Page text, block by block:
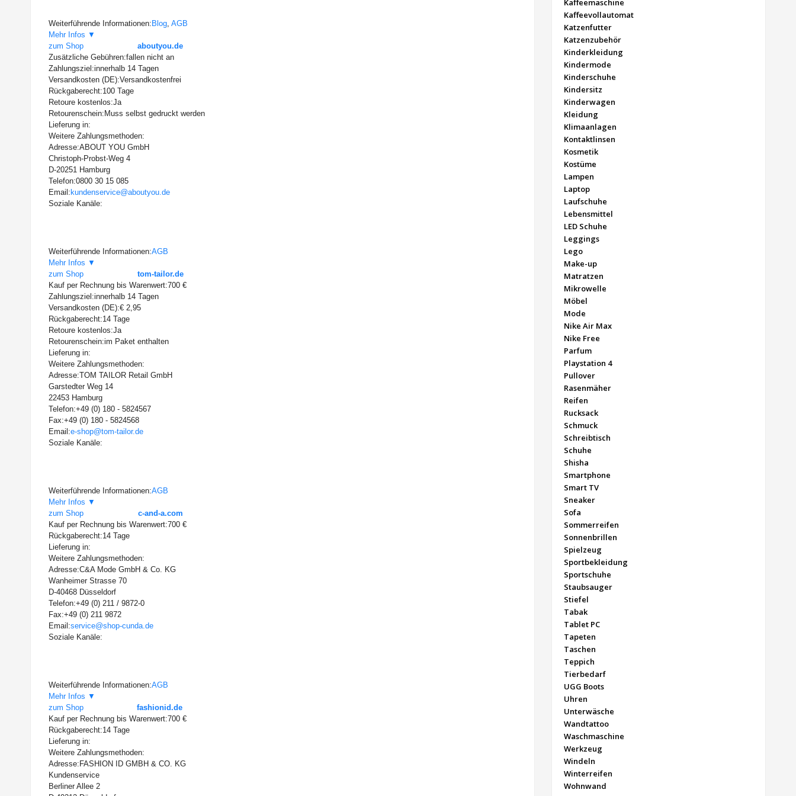
Weiterführende Informationen: Blog, AGB
Mehr Infos ▼
zum Shop
aboutyou.de
Zusätzliche Gebühren:fallen nicht an
Zahlungsziel:innerhalb 14 Tagen
Versandkosten (DE):Versandkostenfrei
Rückgaberecht:100 Tage
Retoure kostenlos:Ja
Retourenschein: Muss selbst gedruckt werden
Lieferung in:
Weitere Zahlungsmethoden:
Adresse:ABOUT YOU GmbH
Christoph-Probst-Weg 4
D-20251 Hamburg
Telefon:0800 30 15 085
Email: kundenservice@aboutyou.de
Soziale Kanäle:
Weiterführende Informationen:AGB
Mehr Infos ▼
zum Shop
tom-tailor.de
Kauf per Rechnung bis Warenwert:700 €
Zahlungsziel:innerhalb 14 Tagen
Versandkosten (DE):€ 2,95
Rückgaberecht:14 Tage
Retoure kostenlos:Ja
Retourenschein:im Paket enthalten
Lieferung in:
Weitere Zahlungsmethoden:
Adresse:TOM TAILOR Retail GmbH
Garstedter Weg 14
22453 Hamburg
Telefon:+49 (0) 180 - 5824567
Fax:+49 (0) 180 - 5824568
Email:e-shop@tom-tailor.de
Soziale Kanäle:
Weiterführende Informationen:AGB
Mehr Infos ▼
zum Shop
c-and-a.com
Kauf per Rechnung bis Warenwert:700 €
Rückgaberecht:14 Tage
Lieferung in:
Weitere Zahlungsmethoden:
Adresse:C&A Mode GmbH & Co. KG
Wanheimer Strasse 70
D-40468 Düsseldorf
Telefon:+49 (0) 211 / 9872-0
Fax:+49 (0) 211 9872
Email:service@shop-cunda.de
Soziale Kanäle:
Weiterführende Informationen:AGB
Mehr Infos ▼
zum Shop
fashionid.de
Kauf per Rechnung bis Warenwert:700 €
Rückgaberecht:14 Tage
Lieferung in:
Weitere Zahlungsmethoden:
Adresse: FASHION ID GMBH & CO. KG
Kundenservice
Berliner Allee 2
Kaffeemaschine
Kaffeevollautomat
Katzenfutter
Katzenzubehör
Kinderkleidung
Kindermode
Kinderschuhe
Kindersitz
Kinderwagen
Kleidung
Klimaanlagen
Kontaktlinsen
Kosmetik
Kostüme
Lampen
Laptop
Laufschuhe
Lebensmittel
LED Schuhe
Leggings
Lego
Make-up
Matratzen
Mikrowelle
Möbel
Mode
Nike Air Max
Nike Free
Parfum
Playstation 4
Pullover
Rasenmäher
Reifen
Rucksack
Schmuck
Schreibtisch
Schuhe
Shisha
Smartphone
Smart TV
Sneaker
Sofa
Sommerreifen
Sonnenbrillen
Spielzeug
Sportbekleidung
Sportschuhe
Staubsauger
Stiefel
Tabak
Tablet PC
Tapeten
Taschen
Teppich
Tierbedarf
UGG Boots
Uhren
Unterwäsche
Wandtattoo
Waschmaschine
Werkzeug
Windeln
Winterreifen
Wohnwand